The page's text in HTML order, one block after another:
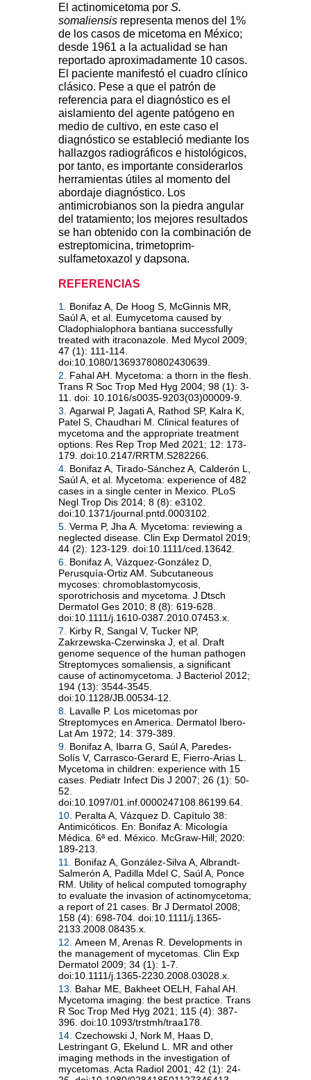
El actinomicetoma por S.
somaliensis representa menos del 1%
de los casos de micetoma en México;
desde 1961 a la actualidad se han
reportado aproximadamente 10 casos.
El paciente manifestó el cuadro clínico
clásico. Pese a que el patrón de
referencia para el diagnóstico es el
aislamiento del agente patógeno en
medio de cultivo, en este caso el
diagnóstico se estableció mediante los
hallazgos radiográficos e histológicos,
por tanto, es importante considerarlos
herramientas útiles al momento del
abordaje diagnóstico. Los
antimicrobianos son la piedra angular
del tratamiento; los mejores resultados
se han obtenido con la combinación de
estreptomicina, trimetoprim-
sulfametoxazol y dapsona.
REFERENCIAS
1.
Bonifaz A, De Hoog S, McGinnis MR,
Saúl A, et al. Eumycetoma caused by
Cladophialophora bantiana successfully
treated with itraconazole. Med Mycol 2009;
47 (1): 111-114.
doi:10.1080/13693780802430639.
2.
Fahal AH. Mycetoma: a thorn in the flesh.
Trans R Soc Trop Med Hyg 2004; 98 (1): 3-
11. doi: 10.1016/s0035-9203(03)00009-9.
3. Agarwal P, Jagati A, Rathod SP, Kalra K,
Patel S, Chaudhari M. Clinical features of
mycetoma and the appropriate treatment
options. Res Rep Trop Med 2021; 12: 173-
179. doi:10.2147/RRTM.S282266.
4. Bonifaz A, Tirado-Sánchez A, Calderón L,
Saúl A, et al. Mycetoma: experience of 482
cases in a single center in Mexico. PLoS
Negl Trop Dis 2014; 8 (8): e3102.
doi:10.1371/journal.pntd.0003102.
5. Verma P, Jha A. Mycetoma: reviewing a
neglected disease. Clin Exp Dermatol 2019;
44 (2): 123-129. doi:10.1111/ced.13642.
6. Bonifaz A, Vázquez-González D,
Perusquía-Ortiz AM. Subcutaneous
mycoses: chromoblastomycosis,
sporotrichosis and mycetoma. J Dtsch
Dermatol Ges 2010; 8 (8): 619-628.
doi:10.1111/j.1610-0387.2010.07453.x.
7.
Kirby R, Sangal V, Tucker NP,
Zakrzewska-Czerwinska J, et al. Draft
genome sequence of the human pathogen
Streptomyces somaliensis, a significant
cause of actinomycetoma. J Bacteriol 2012;
194 (13): 3544-3545.
doi:10.1128/JB.00534-12.
8. Lavalle P. Los micetomas por
Streptomyces en America. Dermatol Ibero-
Lat Am 1972; 14: 379-389.
9. Bonifaz A, Ibarra G, Saúl A, Paredes-
Solís V, Carrasco-Gerard E, Fierro-Arias L.
Mycetoma in children: experience with 15
cases. Pediatr Infect Dis J 2007; 26 (1): 50-
52.
doi:10.1097/01.inf.0000247108.86199.64.
10. Peralta A, Vázquez D. Capítulo 38:
Antimicóticos. En: Bonifaz A: Micología
Médica. 6ª ed. México. McGraw-Hill; 2020:
189-213.
11.
Bonifaz A, González-Silva A, Albrandt-
Salmerón A, Padilla Mdel C, Saúl A, Ponce
RM. Utility of helical computed tomography
to evaluate the invasion of actinomycetoma;
a report of 21 cases. Br J Dermatol 2008;
158 (4): 698-704. doi:10.1111/j.1365-
2133.2008.08435.x.
12. Ameen M, Arenas R. Developments in
the management of mycetomas. Clin Exp
Dermatol 2009; 34 (1): 1-7.
doi:10.1111/j.1365-2230.2008.03028.x.
13.
Bahar ME, Bakheet OELH, Fahal AH.
Mycetoma imaging: the best practice. Trans
R Soc Trop Med Hyg 2021; 115 (4): 387-
396. doi:10.1093/trstmh/traa178.
14. Czechowski J, Nork M, Haas D,
Lestringant G, Ekelund L. MR and other
imaging methods in the investigation of
mycetomas. Acta Radiol 2001; 42 (1): 24-